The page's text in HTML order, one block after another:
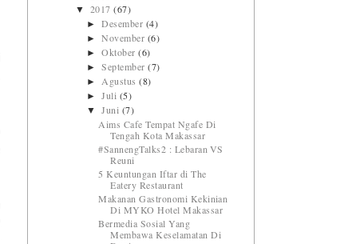
▼ 2017(67)
►Desember (4)
►November (6)
►Oktober(6)
►September(7)
►Agustus(8)
►Juli (5)
▼Juni (7)
Aims Cafe Tempat Ngafe Di
Tengah Kota Makassar
#SannengTalks2 : Lebaran VS
Reuni
5 Keuntungan Iftar di The
Eatery Restaurant
Makanan Gastronomi Kekinian
Di MYKO Hotel Makassar
Bermedia Sosial Yang
Membawa Keselamatan Di